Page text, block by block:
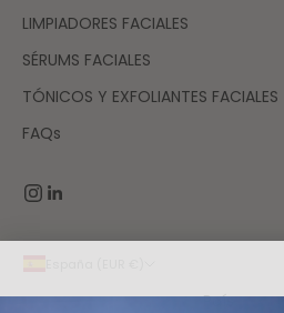
LIMPIADORES FACIALES
SÉRUMS FACIALES
TÓNICOS Y EXFOLIANTES FACIALES
FAQs
País